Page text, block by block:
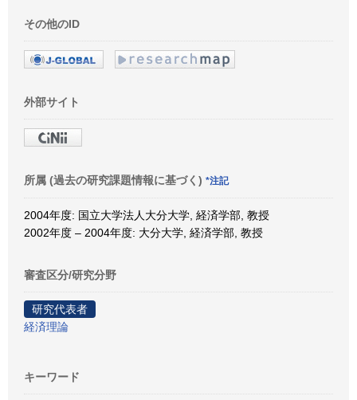
その他のID
外部サイト
所属 (過去の研究課題情報に基づく) *注記
2004年度: 国立大学法人大分大学, 経済学部, 教授
2002年度 – 2004年度: 大分大学, 経済学部, 教授
審査区分/研究分野
研究代表者
経済理論
キーワード